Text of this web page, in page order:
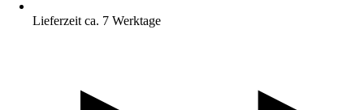
Lieferzeit ca. 7 Werktage